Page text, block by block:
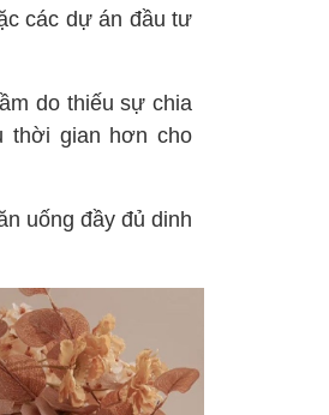
các dự án đầu tư
do thiếu sự chia
thời gian hơn cho
uống đầy đủ dinh